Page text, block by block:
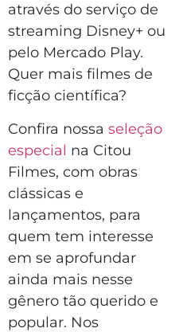
através do serviço de
streaming Disney+ ou
pelo Mercado Play.
Quer mais filmes de
ficção científica?
Confira nossa seleção
especial na Citou
Filmes, com obras
clássicas e
lançamentos, para
quem tem interesse
em se aprofundar
ainda mais nesse
gênero tão querido e
popular. Nos